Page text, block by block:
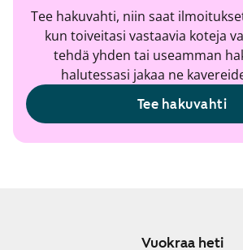
Tee hakuvahti, niin saat
kun toiveitasi vastaavia koteja
tehdä yhden tai useamman
halutessasi jakaa ne
Tee hakuvahti
Vuokraa heti